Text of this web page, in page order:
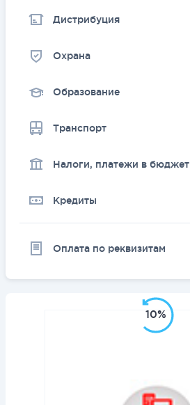
Дистрибуция
Охрана
Образование
Транспорт
Налоги, платежи в бюджет
Кредиты
Оплата по реквизитам
10%